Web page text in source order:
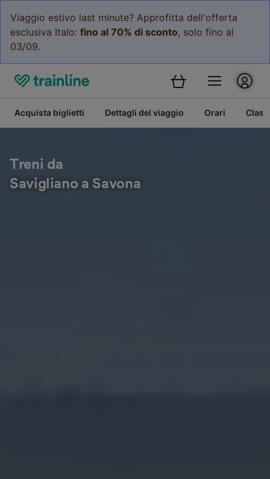
Viaggio estivo last minute? Approfitta dell'offerta
esclusiva Italo: fino al 70% di sconto, solo fino al
03/09.
Acquista biglietti Dettagli del viaggio Orari
Treni da
Savigliano a Savona